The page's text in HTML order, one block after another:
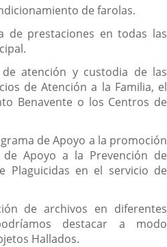
de farolas.
de prestaciones en todas las
atención y custodia de las
de Atención a la Familia, el
Benavente o los Centros de
de Apoyo a la promoción
Apoyo a la Prevención de
Plaguicidas en el servicio de
de archivos en diferentes
destacar a modo
Hallados.